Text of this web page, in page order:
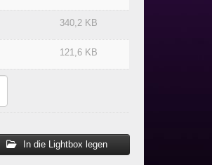
340,2 KB
121,6 KB
In die Lightbox legen